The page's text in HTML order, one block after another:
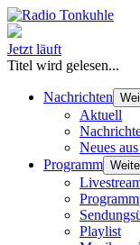
Jetzt läuft
Titel wird gelesen...
Nachrichten
Aktuell
Neues
Programm
Playlist